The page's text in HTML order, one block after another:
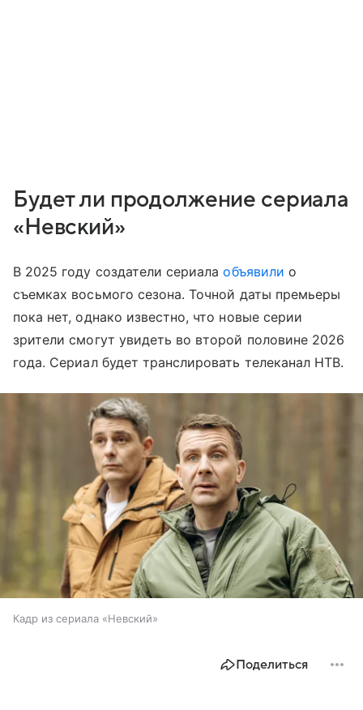
Будет ли продолжение сериала
«Невский»
В 2025 году создатели сериалаобъявили о
съемках восьмого сезона. Точной даты премьеры
пока нет, однако известно, что новые серии
зрители смогут увидеть во второй половине 2026
года. Сериал будет транслировать телеканал НТВ.
Кадр из сериала «Невский»
Поделиться